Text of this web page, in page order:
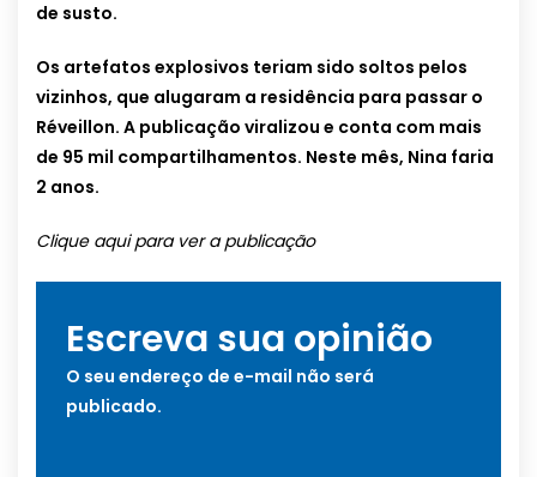
de susto.
Os artefatos explosivos teriam sido soltos pelos
vizinhos, que alugaram a residência para passar o
Réveillon. A publicação viralizou e conta com mais
de 95 mil compartilhamentos. Neste mês, Nina faria
2 anos.
Clique aqui para ver a publicação
Escreva sua opinião
O seu endereço de e-mail não será
publicado.